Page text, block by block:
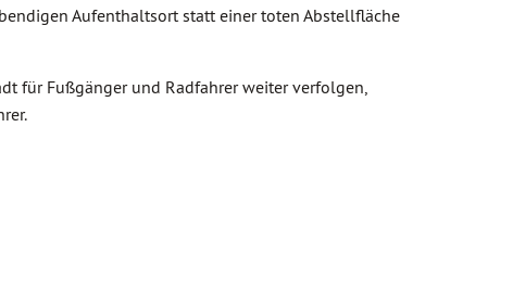
Aufenthaltsort statt einer toten Abstellfläche
für Fußgänger und Radfahrer weiter verfolgen,